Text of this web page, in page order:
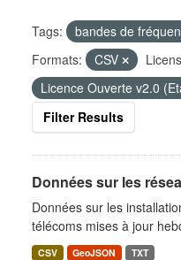
Tags: bandes de
Formats:
CSV
Licence Ouverte v2.0
Filter Results
Données sur les
Données sur les
télécoms mises à jour
CSV GeoJSON TXT